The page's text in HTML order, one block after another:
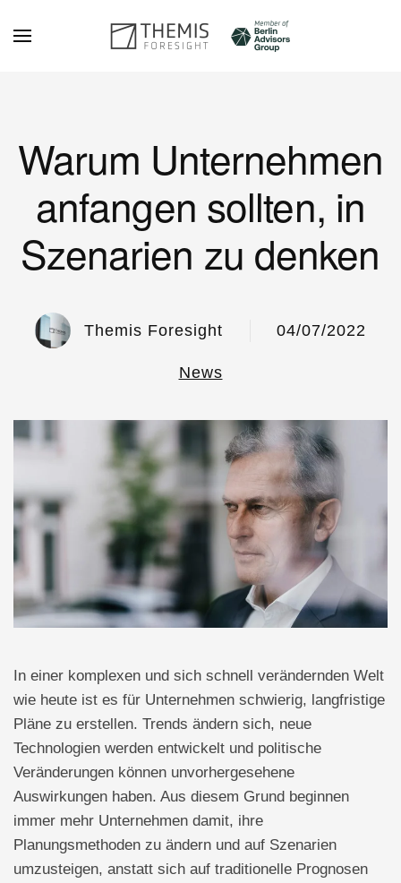
Zum Hauptinhalt springen
Warum Unternehmen
anfangen sollten, in
Szenarien zu denken
Themis Foresight 04/07/2022
News
In einer komplexen und sich schnell verändernden Welt
wie heute ist es für Unternehmen schwierig, langfristige
Pläne zu erstellen. Trends ändern sich, neue
Technologien werden entwickelt und politische
Veränderungen können unvorhergesehene
Auswirkungen haben. Aus diesem Grund beginnen
immer mehr Unternehmen damit, ihre
Planungsmethoden zu ändern und auf Szenarien
umzusteigen, anstatt sich auf traditionelle Prognosen